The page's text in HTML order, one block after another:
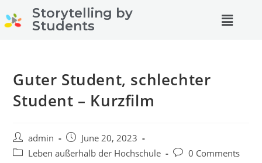
Storytelling by
Students
Guter Student, schlechter
Student – Kurzfilm
admin
June 20, 2023
Leben außerhalb der Hochschule
0 Comments